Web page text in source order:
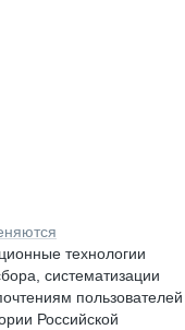
технологии
систематизации
пользователей
Российской